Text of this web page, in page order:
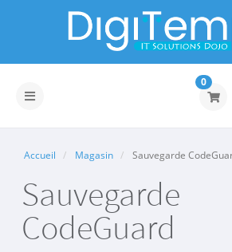
Basculer
navigation
0
Accueil Magasin Sauvegarde
Sauvegarde
CodeGuard